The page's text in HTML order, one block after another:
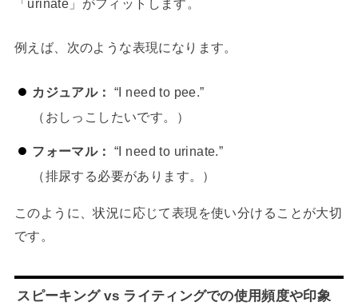
例えば、次のような表現になります。
カジュアル：
“I need to pee.”
（おしっこしたいです。）
フォーマル：
“I need to urinate.”
（排尿する必要があります。）
このように、状況に応じて表現を使い分けることが大切
です。
スピーキング vs ライティングでの使用頻度や印象